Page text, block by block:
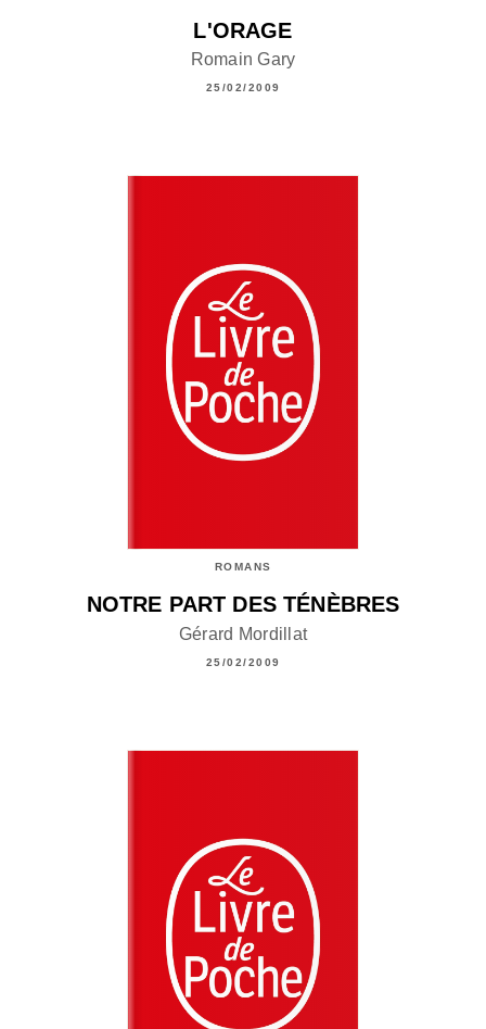
L'ORAGE
Romain Gary
25/02/2009
ROMANS
NOTRE PART DES TÉNÈBRES
Gérard Mordillat
25/02/2009